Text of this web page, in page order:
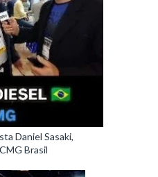
Daniel Sasaki,
Brasil